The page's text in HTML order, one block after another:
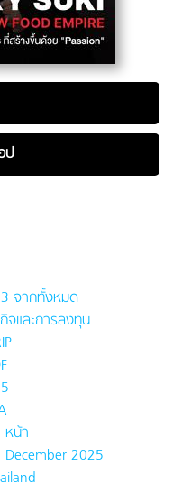
ป
จากทั้งหมด
จและการลงทุน
หน้า
December 2025